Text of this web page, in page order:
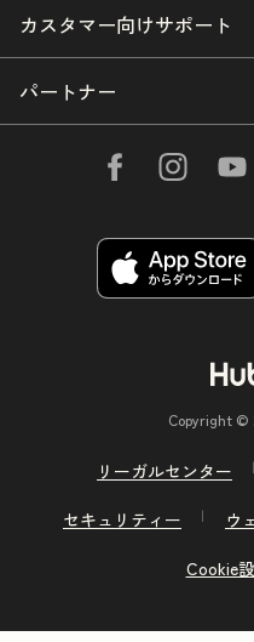
カスタマー向けサポート
パートナー
Copyright ©
リーガルセンター
セキュリティー
ウ
Cookie